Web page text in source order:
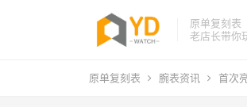
原单复刻表
老店长带你
原单复刻表 腕表资讯 首次